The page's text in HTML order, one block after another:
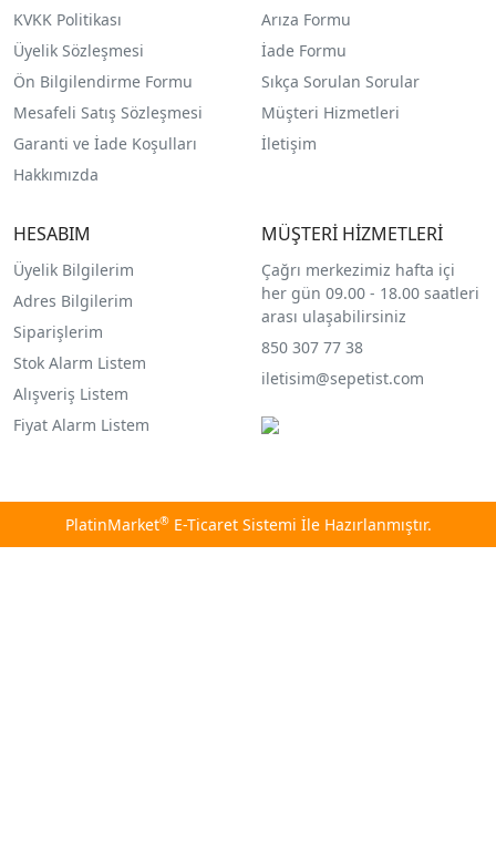
KVKK Politikası
Üyelik Sözleşmesi
Ön Bilgilendirme Formu
Mesafeli Satış Sözleşmesi
Garanti ve İade Koşulları
Hakkımızda
Arıza Formu
İade Formu
Sıkça Sorulan Sorular
Müşteri Hizmetleri
İletişim
HESABIM
Üyelik Bilgilerim
Adres Bilgilerim
Siparişlerim
Stok Alarm Listem
Alışveriş Listem
Fiyat Alarm Listem
MÜŞTERİ HİZMETLERİ
Çağrı merkezimiz hafta içi
her gün 09.00 - 18.00 saatleri
arası ulaşabilirsiniz
850 307 77 38
iletisim@sepetist.com
PlatinMarket®E-Ticaret Sistemi İle Hazırlanmıştır.